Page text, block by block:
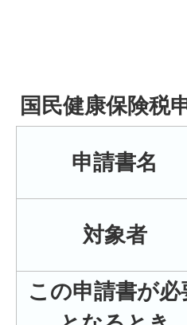
国民健康保険税
申請書名
対象者
この申請書が必